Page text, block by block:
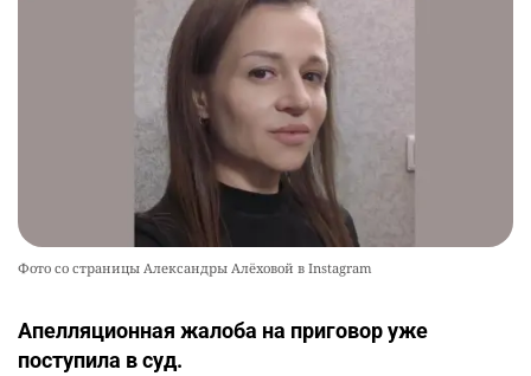
Фото со страницы Александры Алёховой в Instagram
Апелляционная жалоба на приговор уже
поступила в суд.